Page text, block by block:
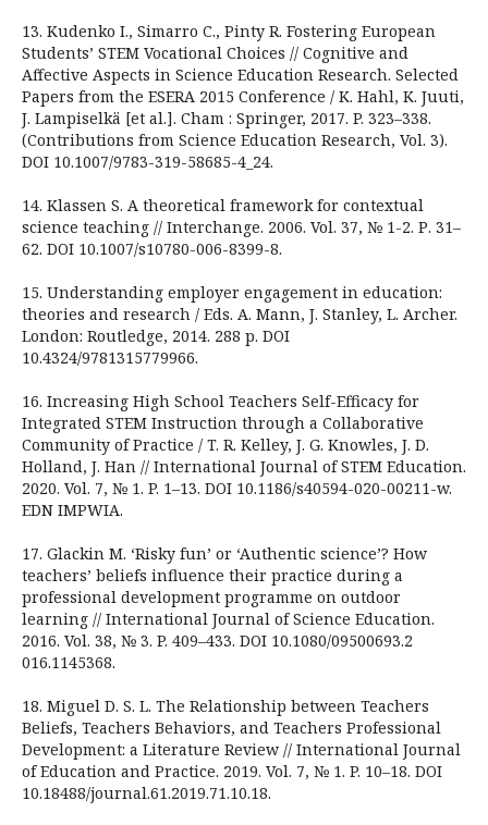
13. Kudenko I., Simarro C., Pintу R. Fostering European
Students’ STEM Vocational Choices // Cognitive and
Affective Aspects in Science Education Research. Selected
Papers from the ESERA 2015 Conference / K. Hahl, K. Juuti,
J. Lampiselkä [et al.]. Cham : Springer, 2017. P. 323–338.
(Contributions from Science Education Research, Vol. 3).
DOI 10.1007/9783-319-58685-4_24.
14. Klassen S. А theoretical framework for contextual
science teaching // Interchange. 2006. Vol. 37, № 1-2. Р. 31–
62. DOI 10.1007/s10780-006-8399-8.
15. Understanding employer engagement in education:
theories and research / Eds. A. Mann, J. Stanley, L. Archer.
London: Routledge, 2014. 288 p. DOI
10.4324/9781315779966.
16. Increasing High School Teachers Self-Efficacy for
Integrated STEM Instruction through a Collaborative
Community of Practice / T. R. Kelley, J. G. Knowles, J. D.
Holland, J. Han // International Journal of STEM Education.
2020. Vol. 7, № 1. P. 1–13. DOI 10.1186/s40594-020-00211-w.
EDN IMPWIA.
17. Glackin M. ‘Risky fun’ or ‘Authentic science’? How
teachers’ beliefs influence their practice during a
professional development programme on outdoor
learning // International Journal of Science Education.
2016. Vol. 38, № 3. P. 409–433. DOI 10.1080/09500693.2
016.1145368.
18. Miguel D. S. L. The Relationship between Teachers
Beliefs, Teachers Behaviors, and Teachers Professional
Development: a Literature Review // International Journal
of Education and Practice. 2019. Vol. 7, № 1. P. 10–18. DOI
10.18488/journal.61.2019.71.10.18.